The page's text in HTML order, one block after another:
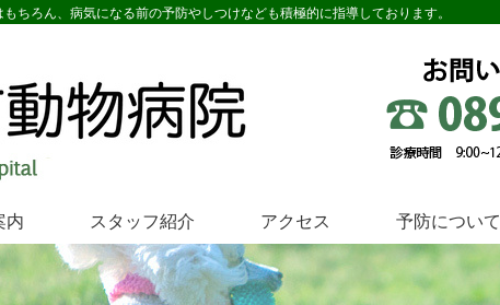
ちろん、病気になる前の予防やしつけなども積極的に指導しております。
内 スタッフ紹介 アクセス 予防について